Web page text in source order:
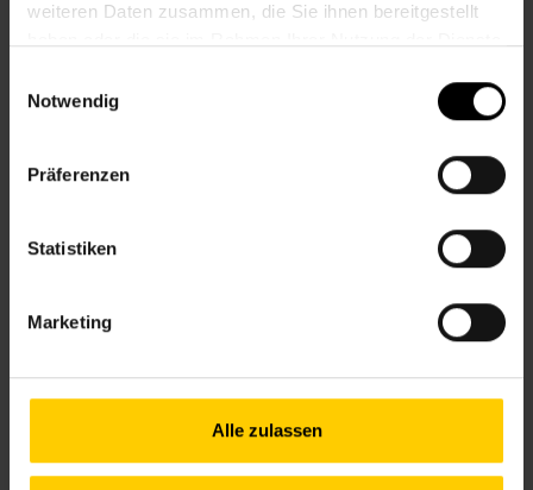
weiteren Daten zusammen, die Sie ihnen bereitgestellt
Notwendig
Präferenzen
Statistiken
Marketing
Alle zulassen
12., Am Schöpfwerk 31/3/R1, Im Hof hinter der
+43 1 512 36 61-3450
nachbarschaftszentren.wien
U6, 16A – Am Schöpfwerk